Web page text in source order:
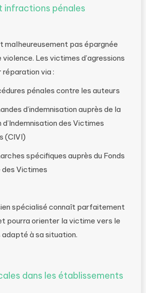
infractions pénales
malheureusement pas épargnée
Les victimes d’agressions
via :
pénales contre les auteurs
d’indemnisation auprès de la
d’Indemnisation des Victimes
(CIVI)
spécifiques auprès du Fonds
des Victimes
spécialisé connaît parfaitement
pourra orienter la victime vers le
à sa situation.
dans les établissements